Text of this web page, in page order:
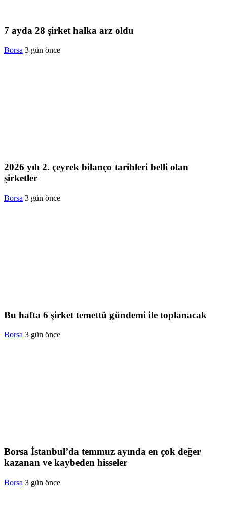
7 ayda 28 şirket halka arz oldu
Borsa 3 gün önce
2026 yılı 2. çeyrek bilanço tarihleri belli olan
şirketler
Borsa 3 gün önce
Bu hafta 6 şirket temettü gündemi ile toplanacak
Borsa 3 gün önce
Borsa İstanbul’da temmuz ayında en çok değer
kazanan ve kaybeden hisseler
Borsa 3 gün önce